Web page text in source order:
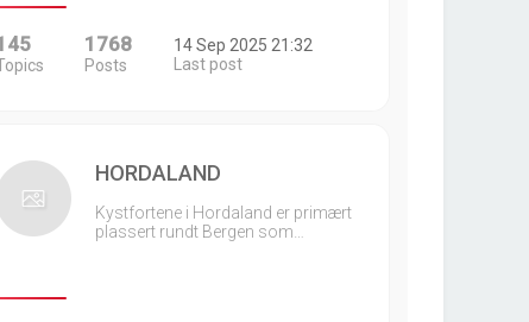
1768
Posts
14 Sep 2025 21:32
Last post
HORDALAND
Kystfortene i Hordaland er primært
plassert rundt Bergen som…